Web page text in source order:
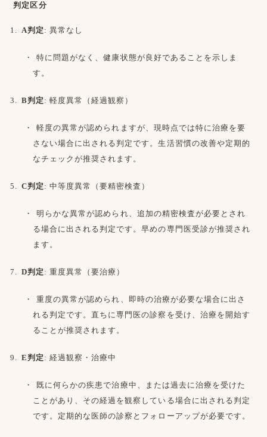
判定区分
A判定 : 異常なし
特に問題がなく、健康状態が良好であることを示しま
す。
B判定 : 軽度異常（経過観察）
軽度の異常が認められますが、現時点では特に治療を要
さない場合に出される判定です。生活習慣の改善や定期的
なチェックが推奨されます。
C判定 : 中等度異常（要精密検査）
明らかな異常が認められ、追加の精密検査が必要とされ
る場合に出される判定です。早めの専門医受診が推奨され
ます。
D判定 : 重度異常（要治療）
重度の異常が認められ、即時の治療が必要な場合に出さ
れる判定です。直ちに専門医の診察を受け、治療を開始す
ることが推奨されます。
E判定 : 経過観察・治療中
既に何らかの疾患で治療中、または過去に治療を受けた
ことがあり、その経過を観察している場合に出される判定
です。定期的な医師の診察とフォローアップが必要です。